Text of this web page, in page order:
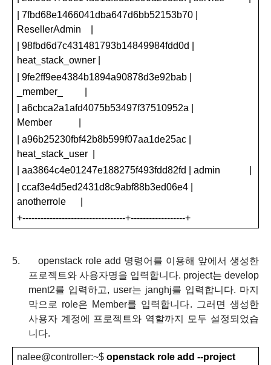
| 7fbd68e1466041dba647d6bb52153b70 |
ResellerAdmin
| 98fbd6d7c431481793b14849984fdd0d |
heat_stack_owner |
| 9fe2ff9ee4384b1894a90878d3e92bab |
_member_
| a6cbca2a1afd4075b53497f37510952a |
Member
| a96b25230fbf42b8b599f07aa1de25ac |
heat_stack_user
| aa3864c4e01247e188275f493fdd82fd | admin
| ccaf3e4d5ed2431d8c9abf88b3ed06e4 |
anotherrole
+----------------------------------+------------------+
5. openstack role add 명령어를 이용해 앞에서 생성한
프로젝트와 사용자명을 입력합니다. project는develop
ment2를 입력하고, user는 janghj를 입력합니다. 마지
막으로 role은 Member를 입력합니다. 그러면 생성한
사용자 계정에 프로젝트와 역할까지 모두 설정되었습
니다.
nalee@controller:~$openstack role add --project